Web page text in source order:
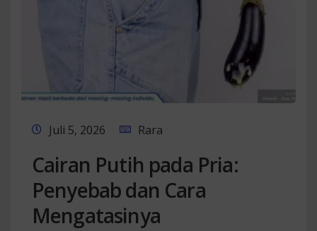
Juli 5, 2026 Rara
Cairan Putih pada Pria:
Penyebab dan Cara
Mengatasinya